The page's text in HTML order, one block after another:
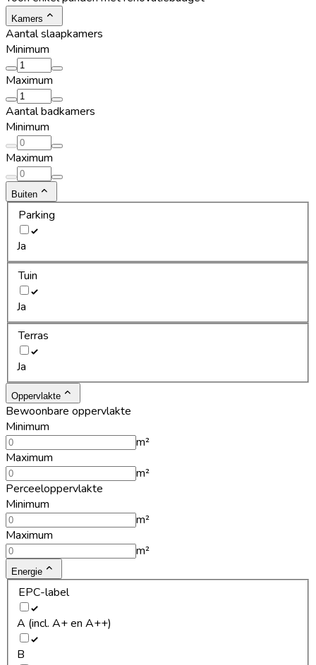
Kamers
Aantal slaapkamers
Minimum
Maximum
Aantal badkamers
Minimum
Maximum
Buiten
Parking
Ja
Tuin
Ja
Terras
Ja
Oppervlakte
Bewoonbare oppervlakte
Minimum
m²
Maximum
m²
Perceeloppervlakte
Minimum
m²
Maximum
m²
Energie
EPC-label
A (incl. A+ en A++)
B